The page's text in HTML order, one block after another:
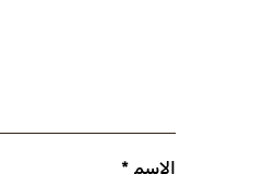
الاسم *